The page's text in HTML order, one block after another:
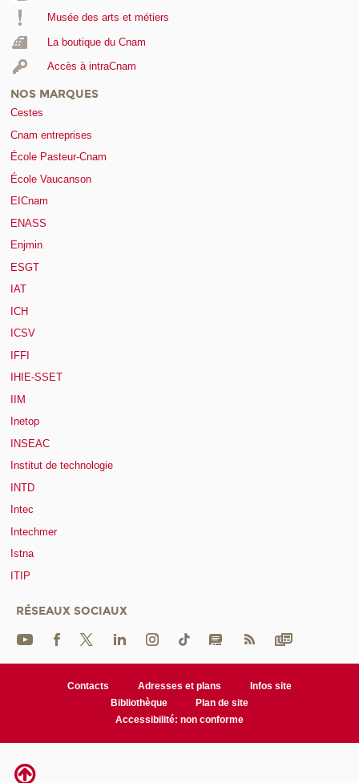
Musée des arts et métiers
La boutique du Cnam
Accès à intraCnam
NOS MARQUES
Cestes
Cnam entreprises
École Pasteur-Cnam
École Vaucanson
EICnam
ENASS
Enjmin
ESGT
IAT
ICH
ICSV
IFFI
IHIE-SSET
IIM
Inetop
INSEAC
Institut de technologie
INTD
Intec
Intechmer
Istna
ITIP
RÉSEAUX SOCIAUX
Contacts Adresses et plans
Infos site
Bibliothèque
Plan de site
Accessibilité: non conforme